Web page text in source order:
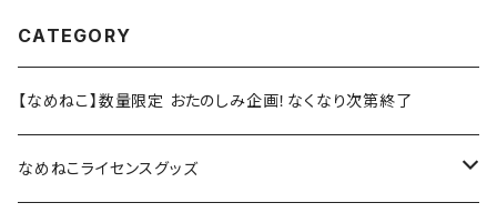
CATEGORY
【なめねこ】数量限定 おたのしみ企画！なくなり次第終了
なめねこライセンスグッズ